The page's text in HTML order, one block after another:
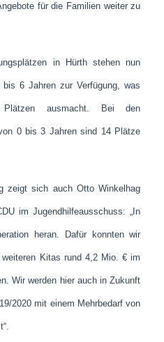
für die Familien weiter zu
in Hürth stehen nun
6 Jahren zur Verfügung, was
ausmacht. Bei den
0 bis 3 Jahren sind 14 Plätze
zeigt sich auch Otto Winkelhag
im Jugendhilfeausschuss: „In
heran. Dafür konnten wir
Kitas rund 4,2 Mio. € im
Wir werden hier auch in Zukunft
2020 mit einem Mehrbedarf von